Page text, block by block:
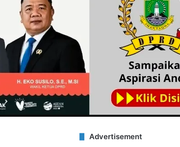
Advertisement